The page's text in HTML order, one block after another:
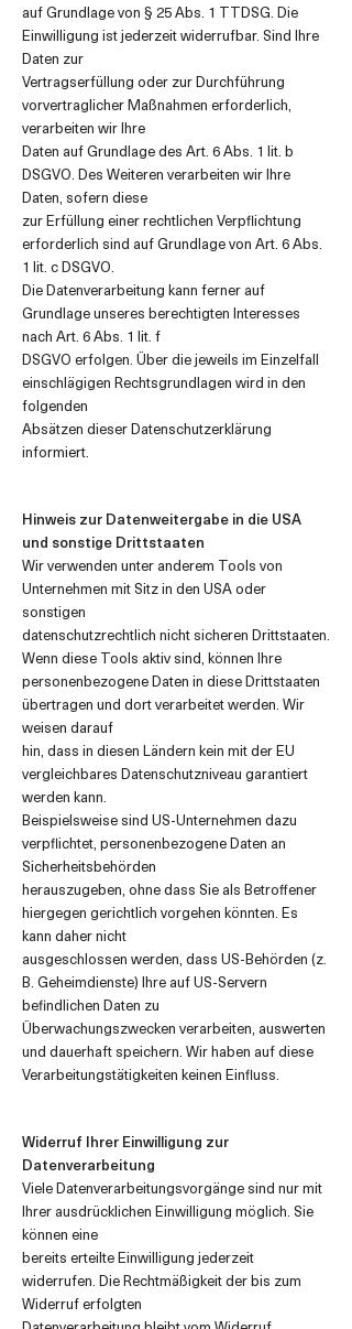
auf Grundlage von § 25 Abs. 1 TTDSG. Die
Einwilligung ist jederzeit widerrufbar. Sind Ihre
Daten zur
Vertragserfüllung oder zur Durchführung
vorvertraglicher Maßnahmen erforderlich,
verarbeiten wir Ihre
Daten auf Grundlage des Art. 6 Abs. 1 lit. b
DSGVO. Des Weiteren verarbeiten wir Ihre
Daten, sofern diese
zur Erfüllung einer rechtlichen Verpflichtung
erforderlich sind auf Grundlage von Art. 6 Abs.
1 lit. c DSGVO.
Die Datenverarbeitung kann ferner auf
Grundlage unseres berechtigten Interesses
nach Art. 6 Abs. 1 lit. f
DSGVO erfolgen. Über die jeweils im Einzelfall
einschlägigen Rechtsgrundlagen wird in den
folgenden
Absätzen dieser Datenschutzerklärung
informiert.
Hinweis zur Datenweitergabe in die USA
und sonstige Drittstaaten
Wir verwenden unter anderem Tools von
Unternehmen mit Sitz in den USA oder
sonstigen
datenschutzrechtlich nicht sicheren Drittstaaten.
Wenn diese Tools aktiv sind, können Ihre
personenbezogene Daten in diese Drittstaaten
übertragen und dort verarbeitet werden. Wir
weisen darauf
hin, dass in diesen Ländern kein mit der EU
vergleichbares Datenschutzniveau garantiert
werden kann.
Beispielsweise sind US-Unternehmen dazu
verpflichtet, personenbezogene Daten an
Sicherheitsbehörden
herauszugeben, ohne dass Sie als Betroffener
hiergegen gerichtlich vorgehen könnten. Es
kann daher nicht
ausgeschlossen werden, dass US-Behörden (z.
B. Geheimdienste) Ihre auf US-Servern
befindlichen Daten zu
Überwachungszwecken verarbeiten, auswerten
und dauerhaft speichern. Wir haben auf diese
Verarbeitungstätigkeiten keinen Einfluss.
Widerruf Ihrer Einwilligung zur
Datenverarbeitung
Viele Datenverarbeitungsvorgänge sind nur mit
Ihrer ausdrücklichen Einwilligung möglich. Sie
können eine
bereits erteilte Einwilligung jederzeit
widerrufen. Die Rechtmäßigkeit der bis zum
Widerruf erfolgten